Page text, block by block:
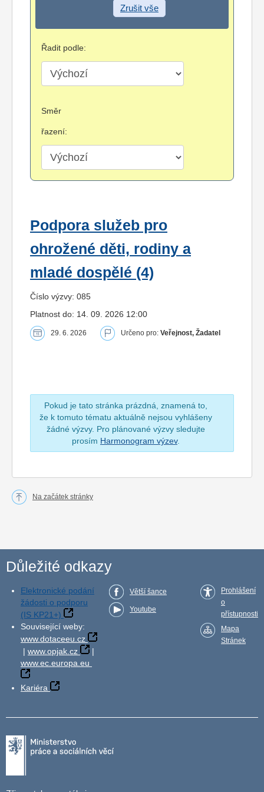
Zrušit vše
Řadit podle:
Směr
řazení:
Podpora služeb pro
ohrožené děti, rodiny a
mladé dospělé (4)
Číslo výzvy: 085
Platnost do: 14. 09. 2026 12:00
29. 6. 2026 Určeno pro: Veřejnost, Žadatel
Pokud je tato stránka prázdná, znamená to,
že k tomuto tématu aktuálně nejsou vyhlášeny
žádné výzvy. Pro plánované výzvy sledujte
prosím Harmonogram výzev.
Na začátek stránky
Důležité odkazy
Elektronické podání
žádosti o podporu
(IS KP21+)
Související weby:
www.dotaceeu.cz
| www.opjak.cz
|
www.ec.europa.eu
Kariéra
Větší šance
Youtube
Prohlášení
o
přístupnosti
Mapa
Stránek